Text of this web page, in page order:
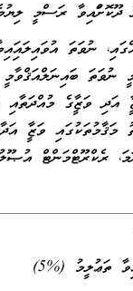
ރަސްމީ
ނުވަތަ
ނުވަތަ
އަދި ވަޒީފާގެ
މަޤާމުތަކުގައި ވަޒީފާ
(%5)